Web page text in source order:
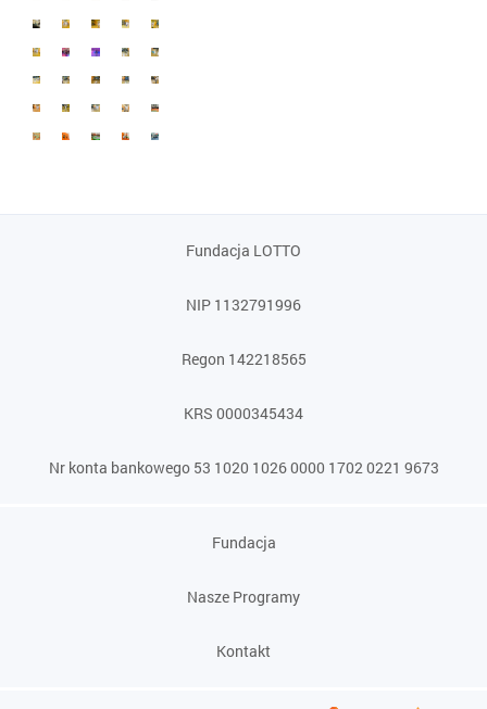
Fundacja LOTTO
NIP 1132791996
Regon 142218565
KRS 0000345434
Nr konta bankowego 53 1020 1026 0000 1702 0221 9673
Fundacja
Nasze Programy
Kontakt